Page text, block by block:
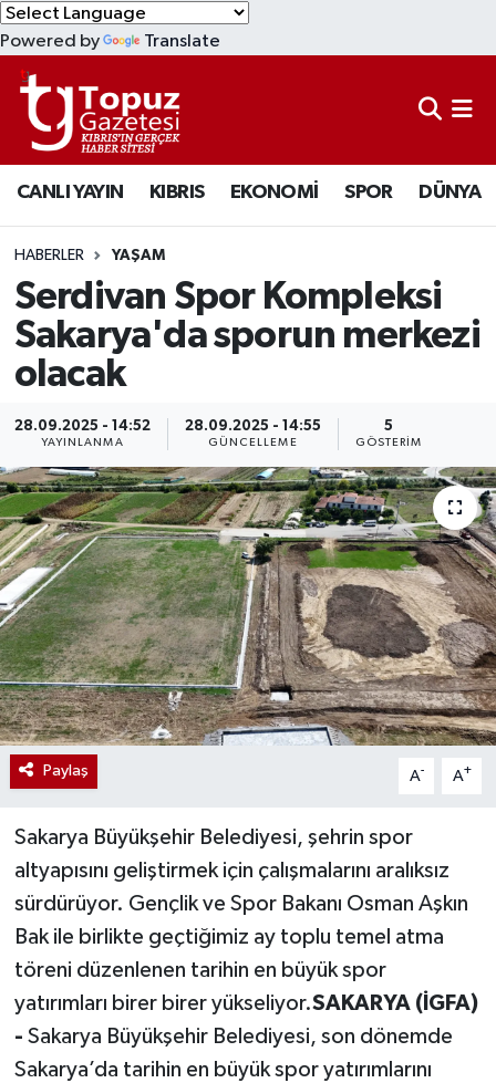
Powered by Translate
CANLI YAYIN KIBRIS EKONOMİ SPOR DÜNYA
HABERLER YAŞAM
Serdivan Spor Kompleksi
Sakarya'da sporun merkezi
olacak
28.09.2025 - 14:52
YAYINLANMA
28.09.2025 - 14:55
GÜNCELLEME
5
GÖSTERIM
Paylaş A- A+
Sakarya Büyükşehir Belediyesi, şehrin spor
altyapısını geliştirmek için çalışmalarını aralıksız
sürdürüyor. Gençlik ve Spor Bakanı Osman Aşkın
Bak ile birlikte geçtiğimiz ay toplu temel atma
töreni düzenlenen tarihin en büyük spor
yatırımları birer birer yükseliyor.SAKARYA (İGFA)
- Sakarya Büyükşehir Belediyesi, son dönemde
Sakarya’da tarihin en büyük spor yatırımlarını
KIBRIS
DÜNYA
EKONOMİ
MAGAZİN
SAĞLIK
SPOR
TEKNOLOJİ
TÜRKİYE
Lefkoşa Nöbetçi Eczaneler
Lefkoşa Hava Durumu
Lefkoşa Trafik Yoğunluk Haritası
Süper Lig Puan Durumu ve Fikstür
Tüm Manşetler
Son Dakika Haberleri
Haber Arşivi